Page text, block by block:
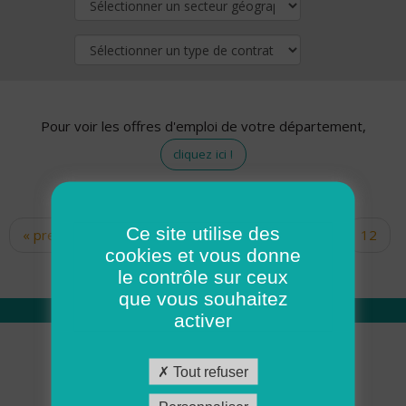
Pour voir les offres d'emploi de votre département,
cliquez ici !
Pages
« premier ‹ précédent … 10
12
14 15 16 17
Qui sommes nous
Académie ADMR
Ce site utilise des
cookies et vous donne
le contrôle sur ceux
que vous souhaitez
activer
Tout refuser